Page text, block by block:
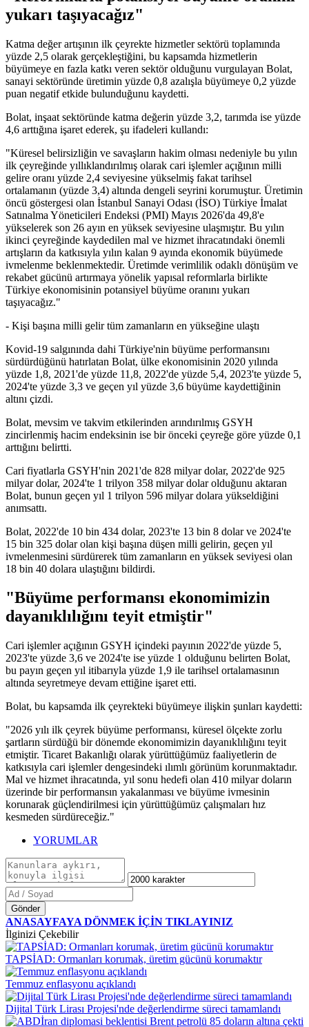
yukarı taşıyacağız"
Katma değer artışının ilk çeyrekte hizmetler sektörü toplamında
yüzde 2,5 olarak gerçekleştiğini, bu kapsamda hizmetlerin
büyümeye en fazla katkı veren sektör olduğunu vurgulayan Bolat,
sanayi sektöründe üretimin yüzde 0,8 azalışla büyümeye 0,2 yüzde
puan negatif etkide bulunduğunu kaydetti.
Bolat, inşaat sektöründe katma değerin yüzde 3,2, tarımda ise yüzde
4,6 arttığına işaret ederek, şu ifadeleri kullandı:
"Küresel belirsizliğin ve savaşların hakim olması nedeniyle bu yılın
ilk çeyreğinde yıllıklandırılmış olarak cari işlemler açığının milli
gelire oranı yüzde 2,4 seviyesine yükselmiş fakat tarihsel
ortalamanın (yüzde 3,4) altında dengeli seyrini korumuştur. Üretimin
öncü göstergesi olan İstanbul Sanayi Odası (İSO) Türkiye İmalat
Satınalma Yöneticileri Endeksi (PMI) Mayıs 2026'da 49,8'e
yükselerek son 26 ayın en yüksek seviyesine ulaşmıştır. Bu yılın
ikinci çeyreğinde kaydedilen mal ve hizmet ihracatındaki önemli
artışların da katkısıyla yılın kalan 9 ayında ekonomik büyümede
ivmelenme beklenmektedir. Üretimde verimlilik odaklı dönüşüm ve
rekabet gücünü artırmaya yönelik yapısal reformlarla birlikte
Türkiye ekonomisinin potansiyel büyüme oranını yukarı
taşıyacağız."
- Kişi başına milli gelir tüm zamanların en yükseğine ulaştı
Kovid-19 salgınında dahi Türkiye'nin büyüme performansını
sürdürdüğünü hatırlatan Bolat, ülke ekonomisinin 2020 yılında
yüzde 1,8, 2021'de yüzde 11,8, 2022'de yüzde 5,4, 2023'te yüzde 5,
2024'te yüzde 3,3 ve geçen yıl yüzde 3,6 büyüme kaydettiğinin
altını çizdi.
Bolat, mevsim ve takvim etkilerinden arındırılmış GSYH
zincirlenmiş hacim endeksinin ise bir önceki çeyreğe göre yüzde 0,1
arttığını belirtti.
Cari fiyatlarla GSYH'nin 2021'de 828 milyar dolar, 2022'de 925
milyar dolar, 2024'te 1 trilyon 358 milyar dolar olduğunu aktaran
Bolat, bunun geçen yıl 1 trilyon 596 milyar dolara yükseldiğini
anımsattı.
Bolat, 2022'de 10 bin 434 dolar, 2023'te 13 bin 8 dolar ve 2024'te
15 bin 325 dolar olan kişi başına düşen milli gelirin, geçen yıl
ivmelenmesini sürdürerek tüm zamanların en yüksek seviyesi olan
18 bin 40 dolara ulaştığını bildirdi.
"Büyüme performansı ekonomimizin
dayanıklılığını teyit etmiştir"
Cari işlemler açığının GSYH içindeki payının 2022'de yüzde 5,
2023'te yüzde 3,6 ve 2024'te ise yüzde 1 olduğunu belirten Bolat,
bu payın geçen yıl itibarıyla yüzde 1,9 ile tarihsel ortalamasının
altında seyretmeye devam ettiğine işaret etti.
Bolat, bu kapsamda ilk çeyrekteki büyümeye ilişkin şunları kaydetti:
"2026 yılı ilk çeyrek büyüme performansı, küresel ölçekte zorlu
şartların sürdüğü bir dönemde ekonomimizin dayanıklılığını teyit
etmiştir. Ticaret Bakanlığı olarak yürüttüğümüz faaliyetlerin de
katkısıyla cari işlemler dengesindeki ılımlı görünüm korunmaktadır.
Mal ve hizmet ihracatında, yıl sonu hedefi olan 410 milyar doların
üzerinde bir performansın yakalanması ve büyüme ivmesinin
korunarak güçlendirilmesi için yürüttüğümüz çalışmaları hız
kesmeden sürdüreceğiz."
YORUMLAR
Gönder
ANASAYFAYA DÖNMEK İÇİN TIKLAYINIZ
İlginizi Çekebilir
TAPSİAD: Ormanları korumak, üretim gücünü korumaktır
Temmuz enflasyonu açıklandı
Dijital Türk Lirası Projesi'nde değerlendirme süreci tamamlandı